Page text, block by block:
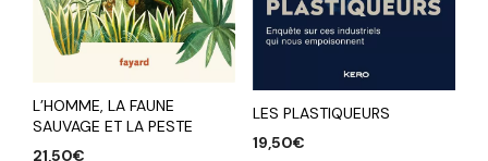
L’HOMME, LA FAUNE
SAUVAGE ET LA PESTE
21,50€
LES PLASTIQUEURS
19,50€